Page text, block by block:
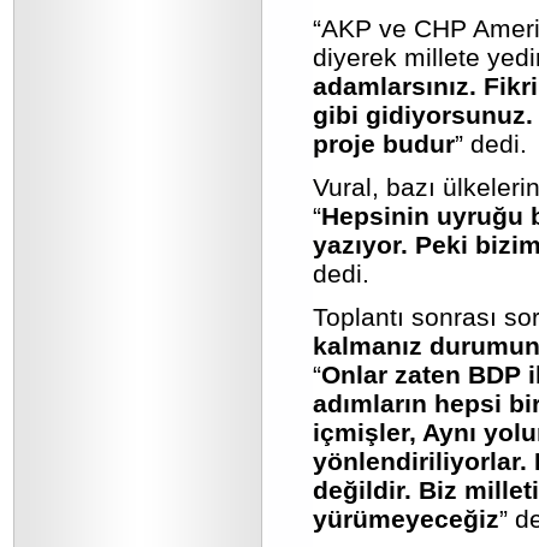
“AKP ve CHP
diyerek millete
adamlarsınız.
gibi gidiyorsunuz.
proje budur” dedi.
Vural, bazı
“Hepsinin uyruğu
yazıyor. Peki
dedi.
Toplantı sonrası
kalmanız
“Onlar zaten BDP
adımların hepsi
içmişler, Aynı
yönlendiriliyorlar.
değildir. Biz
yürümeyeceğiz”